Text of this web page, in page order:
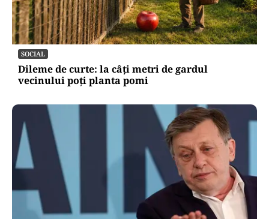
SOCIAL
Dileme de curte: la câți metri de gardul
vecinului poți planta pomi